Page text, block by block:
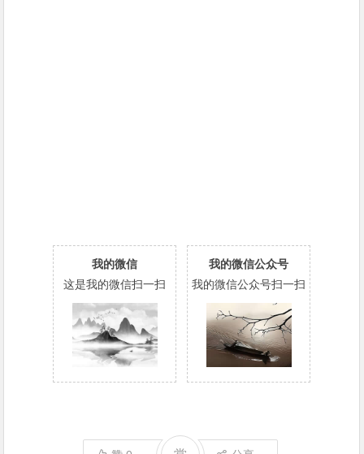
我的微信
这是我的微信扫一扫
我的微信公众号
我的微信公众号扫一扫